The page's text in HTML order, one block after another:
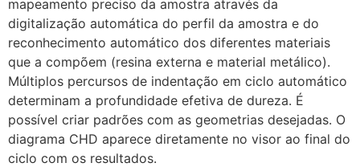
mapeamento preciso da amostra através da
digitalização automática do perfil da amostra e do
reconhecimento automático dos diferentes materiais
que a compõem (resina externa e material metálico).
Múltiplos percursos de indentação em ciclo automático
determinam a profundidade efetiva de dureza. É
possível criar padrões com as geometrias desejadas. O
diagrama CHD aparece diretamente no visor ao final do
ciclo com os resultados.